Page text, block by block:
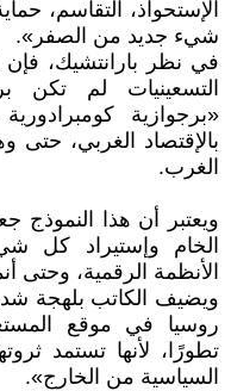
الإستحواذ، التقاسم،
شيء جديد من الصفر».
في نظر بارانتشيك،
التسعينيات لم تكن
«برجوازية
بالإقتصاد الغربي،
الغرب.
ويعتبر أن هذا النموذج
الخام وإستيراد كل شيء
الأنظمة الرقمية، وحتى
ويضيف الكاتب بلهجة
روسيا في موقع
تطورًا، لأنها تستمد
السياسية من الخارج».